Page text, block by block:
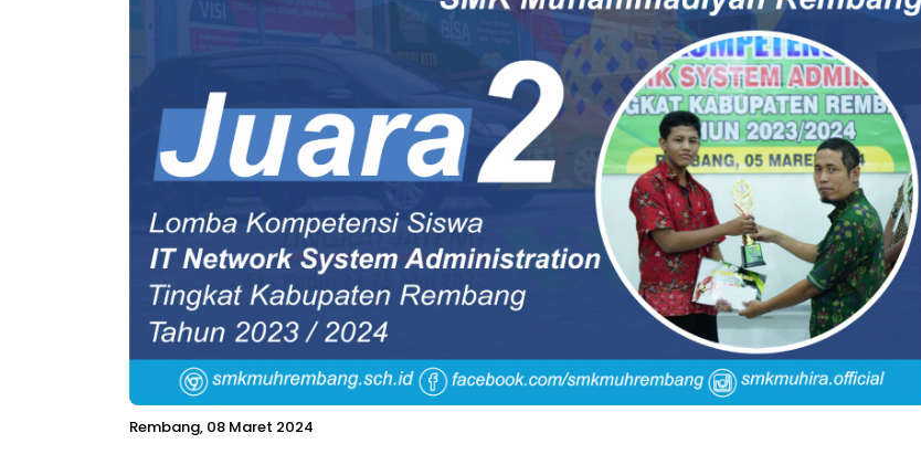
Rembang, 08 Maret 2024